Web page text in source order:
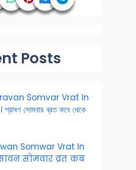
Posts
Somvar Vrat In
সোমবার ব্রত কবে থেকে
Somwar Vrat In
सोमवार व्रत कब